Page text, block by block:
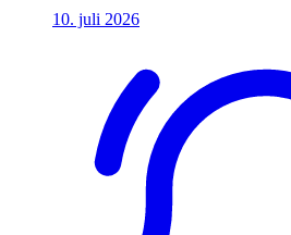
10. juli 2026